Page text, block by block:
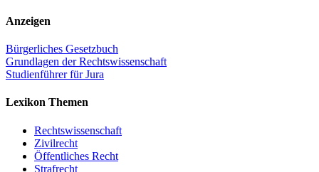
Anzeigen
Bürgerliches Gesetzbuch
Grundlagen der Rechtswissenschaft
Studienführer für Jura
Lexikon Themen
Rechtswissenschaft
Zivilrecht
Öffentliches Recht
Strafrecht